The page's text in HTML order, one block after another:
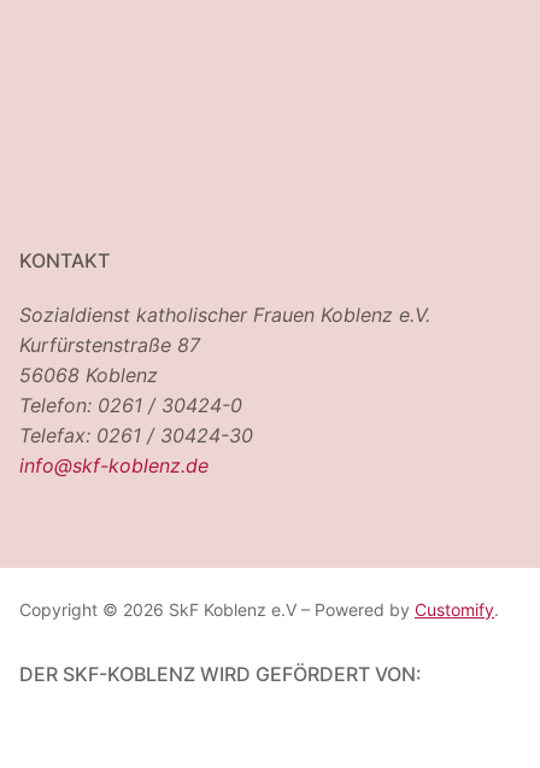
KONTAKT
Sozialdienst katholischer Frauen Koblenz e.V.
Kurfürstenstraße 87
56068 Koblenz
Telefon: 0261 / 30424-0
Telefax: 0261 / 30424-30
info@skf-koblenz.de
Copyright © 2026 SkF Koblenz e.V – Powered by Customify.
DER SKF-KOBLENZ WIRD GEFÖRDERT VON: